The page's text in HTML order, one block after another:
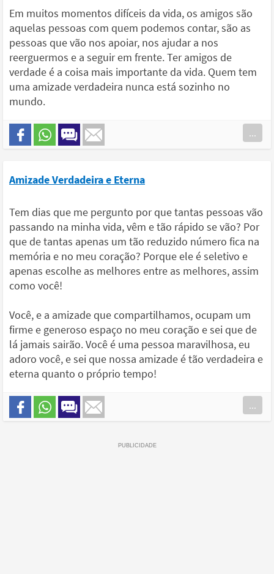
Em muitos momentos difíceis da vida, os amigos são
aquelas pessoas com quem podemos contar, são as
pessoas que vão nos apoiar, nos ajudar a nos
reerguermos e a seguir em frente. Ter amigos de
verdade é a coisa mais importante da vida. Quem tem
uma amizade verdadeira nunca está sozinho no
mundo.
...
Amizade Verdadeira e Eterna
Tem dias que me pergunto por que tantas pessoas vão
passando na minha vida, vêm e tão rápido se vão? Por
que de tantas apenas um tão reduzido número fica na
memória e no meu coração? Porque ele é seletivo e
apenas escolhe as melhores entre as melhores, assim
como você!
Você, e a amizade que compartilhamos, ocupam um
firme e generoso espaço no meu coração e sei que de
lá jamais sairão. Você é uma pessoa maravilhosa, eu
adoro você, e sei que nossa amizade é tão verdadeira e
eterna quanto o próprio tempo!
...